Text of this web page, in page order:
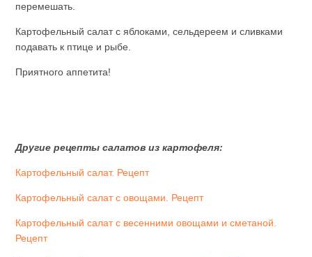
перемешать.
Картофельный салат с яблоками, сельдереем и сливками
подавать к птице и рыбе.
Приятного аппетита!
Другие рецепты салатов из картофеля:
Картофельный салат. Рецепт
Картофельный салат с овощами. Рецепт
Картофельный салат с весенними овощами и сметаной.
Рецепт